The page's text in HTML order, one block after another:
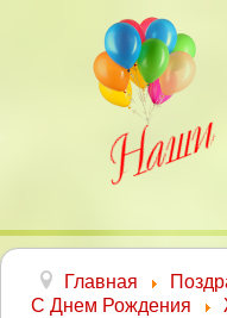
Главная
С Днем Рождения